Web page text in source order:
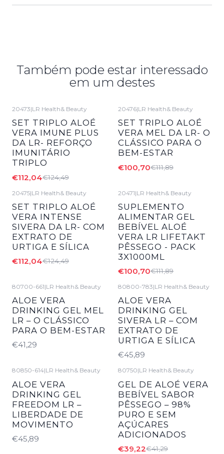
Também pode estar interessado
em um destes
20473|LR Health& Beauty
SET TRIPLO ALOÉ
VERA IMUNE PLUS
DA LR- REFORÇO
IMUNITÁRIO
TRIPLO
€112,04€124,49
20476|LR Health& Beauty
SET TRIPLO ALOÉ
VERA MEL DA LR- O
CLÁSSICO PARA O
BEM-ESTAR
€100,70€111,89
20475|LR Health& Beauty
SET TRIPLO ALOÉ
VERA INTENSE
SIVERA DA LR- COM
EXTRATO DE
URTIGA E SÍLICA
€112,04€124,49
20471|LR Health& Beauty
SUPLEMENTO
ALIMENTAR GEL
BEBÍVEL ALOÉ
VERA LR LIFETAKT
PÊSSEGO - PACK
3X1000ML
€100,70€111,89
80700-661|LR Health& Beauty
ALOE VERA
DRINKING GEL MEL
LR – O CLÁSSICO
PARA O BEM-ESTAR
€41,29
80800-783|LR Health& Beauty
ALOE VERA
DRINKING GEL
SIVERA LR – COM
EXTRATO DE
URTIGA E SÍLICA
€45,89
80850-614|LR Health& Beauty
ALOE VERA
DRINKING GEL
FREEDOM LR –
LIBERDADE DE
MOVIMENTO
€45,89
80750|LR Health& Beauty
​GEL DE ALOÉ VERA
BEBÍVEL SABOR
PÊSSEGO – 98%
PURO E SEM
AÇÚCARES
ADICIONADOS
€39,22€41,29